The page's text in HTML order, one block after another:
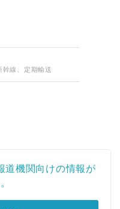
幹線、定期輸送
道機関向けの情報が